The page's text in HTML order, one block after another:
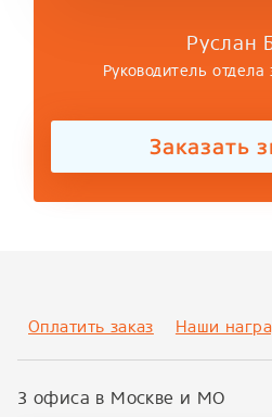
Руслан
Руководитель отдела
Заказать
Оплатить заказ Наши
3 офиса в Москве и МО